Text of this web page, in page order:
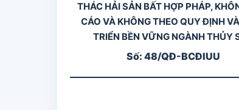
THÁC HẢI SẢN BẤT HỢP PHÁP,
CÁO VÀ KHÔNG THEO QUY ĐỊNH
TRIỂN BỀN VỮNG NGÀNH THỦY
Số: 48/QĐ-BCĐIUU